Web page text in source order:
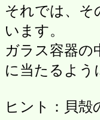
それでは、そ
います。
ガラス容器の
に当たるよう
ヒント：貝殻